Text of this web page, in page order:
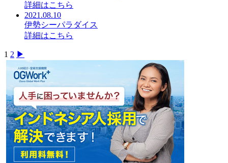
詳細はこちら
2021.08.10
伊勢シーパラダイス
詳細はこちら
Posts
pagination
1 2 ▶︎